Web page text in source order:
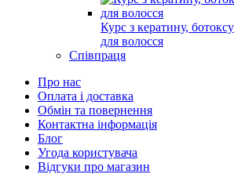
Курс з кератину,
для волосся
Співпраця
Про нас
Оплата і доставка
Обмін та повернення
Контактна інформація
Блог
Угода користувача
Відгуки про магазин